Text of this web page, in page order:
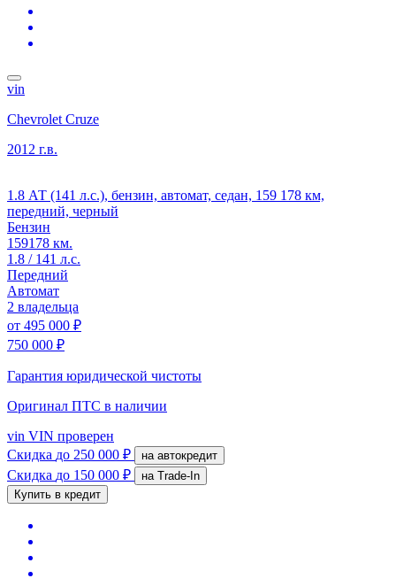
vin
Chevrolet Cruze
2012 г.в.
1.8 АТ (141 л.с.), бензин, автомат, седан, 159 178 км,
передний, черный
Бензин
159178 км.
1.8 / 141 л.с.
Передний
Автомат
2 владельца
от 495 000 ₽
750 000 ₽
Гарантия юридической чистоты
Оригинал ПТС в наличии
vin VIN проверен
Скидка до 250 000 ₽ на автокредит
Скидка до 150 000 ₽
на Trade-In
Купить в кредит